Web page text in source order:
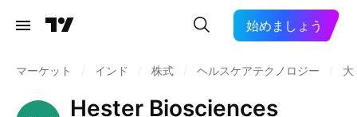
始めましょう
マーケット インド 株式 ヘルスケアテクノロジー 大
Hester Biosciences